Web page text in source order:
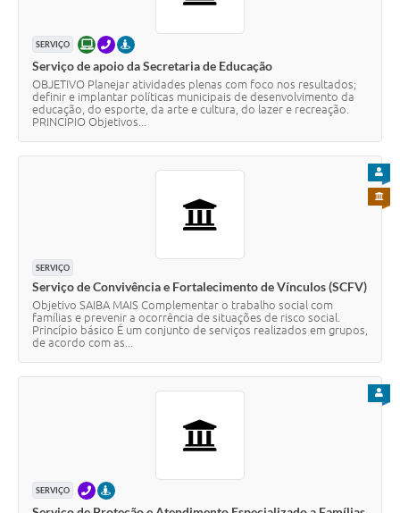
SERVIÇO ONLINETELEFONEPRESENCIAL
Serviço de apoio da Secretaria de Educação
OBJETIVO Planejar atividades plenas com foco nos resultados;
definir e implantar políticas municipais de desenvolvimento da
educação, do esporte, da arte e cultura, do lazer e recreação.
PRINCIPIO Objetivos...
SERVIÇO
Serviço de Convivência e Fortalecimento de Vínculos (SCFV)
Objetivo SAIBA MAIS Complementar o trabalho social com
famílias e prevenir a ocorrência de situações de risco social.
Princípio básico É um conjunto de serviços realizados em grupos,
de acordo com as...
PARA
SERVIÇO TELEFONEPRESENCIAL